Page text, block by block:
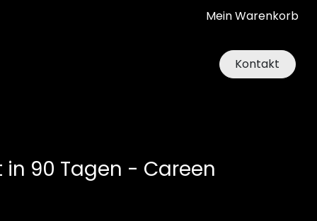
Mein Warenkorb
Kontakt
in 90 Tagen - Careen